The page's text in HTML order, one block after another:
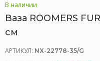
В наличии
Ваза ROOMERS
см
АРТИКУЛ: NX-22778-35/G